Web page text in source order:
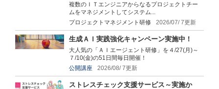
複数のＩＴエンジニアからなるプロジェクトチー
ムをマネジメントしてシステム...
プロジェクトマネジメント研修
2026/07/ 7更新
生成ＡＩ実践強化キャンペーン実施中！
大人気の「ＡＩエージェント研修」を４/27(月)～
７/10(金)の51日間毎日開催！
公開講座
2026/08/ 7更新
ストレスチェック支援サービス～実施か